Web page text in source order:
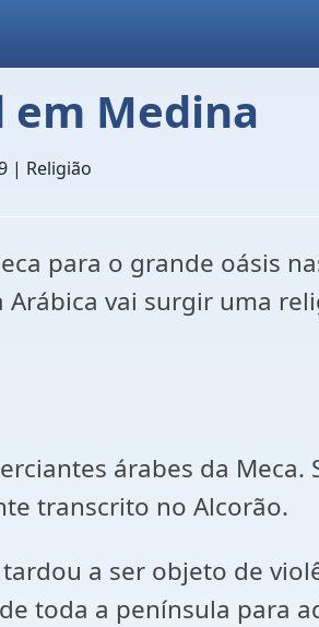
em Medina
| Religião
para o grande oásis
vai surgir uma
árabes da Meca.
transcrito no Alcorão.
a ser objeto de
toda a península para